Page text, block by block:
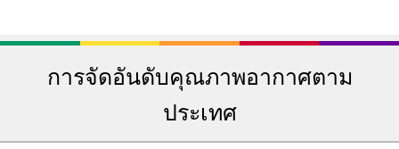
การจัดอันดับคุณภาพอากาศตาม
ประเทศ